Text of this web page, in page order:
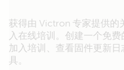
获得由 Victron 专家提供的
入在线培训。创建一个免
加入培训、查看固件更新
具。